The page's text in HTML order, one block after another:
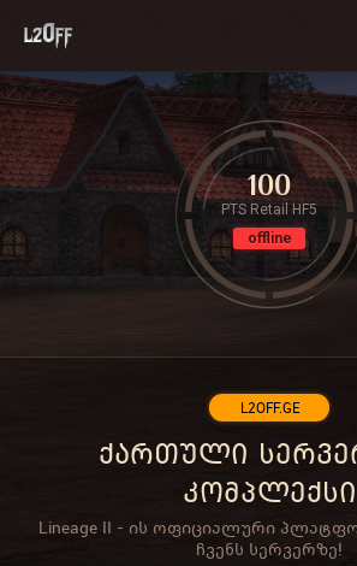
L2OFF.GE
ქართული
კომპლექსი
Lineage II - ის ოფიციალური
ჩვენს სერვერზე!
100
PTS Retail HF5
offline